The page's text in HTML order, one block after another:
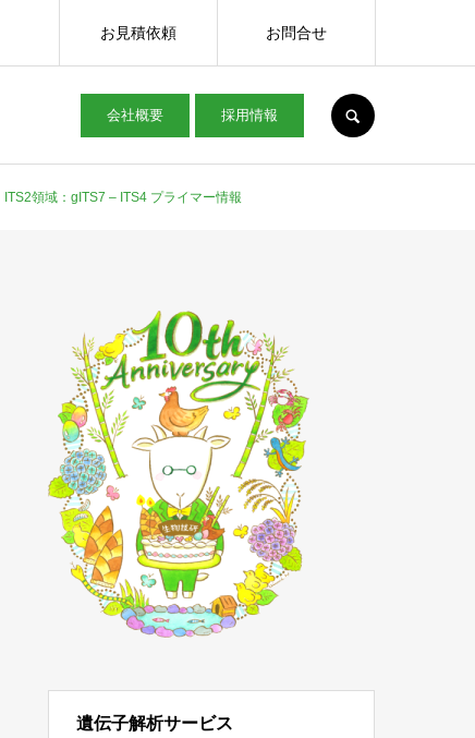
会社概要 採用情報
お見積依頼 お問合せ
ITS2領域：gITS7 – ITS4 プライマー情報
遺伝子解析サービス